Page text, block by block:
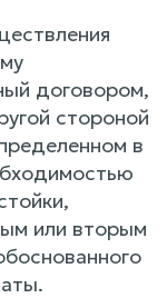
договором,
стороной
в
или вторым